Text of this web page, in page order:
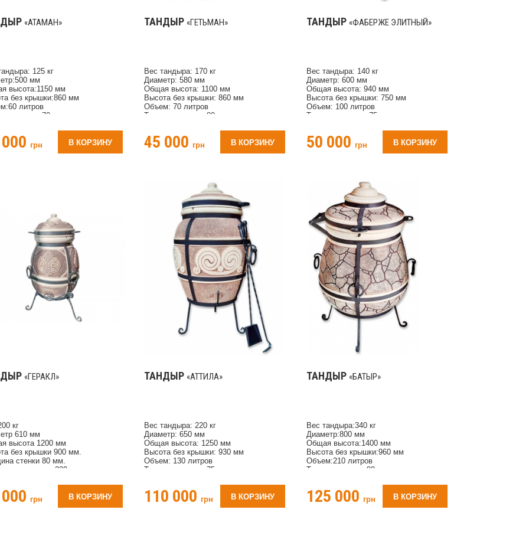
«АТАМАН»
125 кг
мм
высота:1150 мм
без крышки:860 мм
литров
стенки:70 мм
нагрева для использования:1,5
согласно ГОСТу
грн В КОРЗИНУ
ТАНДЫР «ГЕТЬМАН»
Вес тандыра: 170 кг
Диаметр: 580 мм
Общая высота: 1100 мм
Высота без крышки: 860 мм
Объем: 70 литров
Толщина стенки: 80 мм
Время нагрева для использования: 1,5
часа
Материал: глина согласно ГОСТу
45 000 грн В КОРЗИНУ
ТАНДЫР «ФАБЕРЖЕ ЭЛИТНЫЙ»
Вес тандыра: 140 кг
Диаметр: 600 мм
Общая высота: 940 мм
Высота без крышки: 750 мм
Объем: 100 литров
Толщина стенки: 75 мм
Время нагрева для использования: 1,5
часа
Материал: глина согласно ГОСТу
50 000 грн В КОРЗИНУ
«ГЕРАКЛ»
кг
610 мм
высота 1200 мм
без крышки 900 мм.
стенки 80 мм.
горловины 320 мм
для шампуров,
механизм для крышки,
грн В КОРЗИНУ
ТАНДЫР «АТТИЛА»
Вес тандыра: 220 кг
Диаметр: 650 мм
Общая высота: 1250 мм
Высота без крышки: 930 мм
Объем: 130 литров
Толщина стенки: 75 мм
Время нагрева для использования: 1,5
часа
Материал: глина согласно ГОСТу
110 000 грн В КОРЗИНУ
ТАНДЫР «БАТЫР»
Вес тандыра:340 кг
Диаметр:800 мм
Общая высота:1400 мм
Высота без крышки:960 мм
Объем:210 литров
Толщина стенки:80 мм
Диаметр горловины:500 мм
Время нагрева для использования:1,5
125 000 грн В КОРЗИНУ